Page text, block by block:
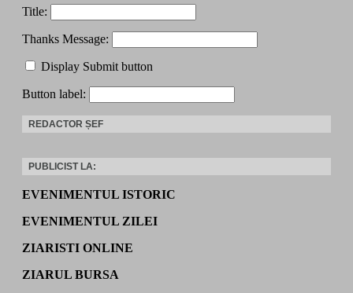
Title:
Thanks Message:
Display Submit button
Button label:
REDACTOR ȘEF
PUBLICIST LA:
EVENIMENTUL ISTORIC
EVENIMENTUL ZILEI
ZIARISTI ONLINE
ZIARUL BURSA